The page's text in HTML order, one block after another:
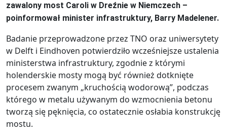
zawalony most Caroli w Dreźnie w Niemczech –
poinformował minister infrastruktury, Barry Madelener.
Badanie przeprowadzone przez TNO oraz uniwersytety
w Delft i Eindhoven potwierdziło wcześniejsze ustalenia
ministerstwa infrastruktury, zgodnie z którymi
holenderskie mosty mogą być również dotknięte
procesem zwanym „kruchością wodorową”, podczas
którego w metalu używanym do wzmocnienia betonu
tworzą się pęknięcia, co ostatecznie osłabia konstrukcję
mostu.